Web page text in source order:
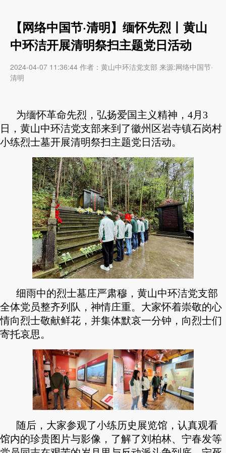
【网络中国节·清明】缅怀先烈丨黄山
中环洁开展清明祭扫主题党日活动
2024-04-07 11:36:44 作者：黄山中环洁党支部 来源:网络中国节·
清明
为缅怀革命先烈，弘扬爱国主义精神，4月3
日，黄山中环洁党支部来到了徽州区岩寺镇石岗村
小练烈士墓开展清明祭扫主题党日活动。
细雨中的烈士墓庄严肃穆，黄山中环洁党支部
全体党员整齐列队，神情庄重。大家怀着崇敬的心
情向烈士敬献鲜花，并集体默哀一分钟，向烈士们
寄托哀思。
随后，大家参观了小练历史展览馆，认真观看
馆内的珍贵图片与影像，了解了刘柏林、宁春发等